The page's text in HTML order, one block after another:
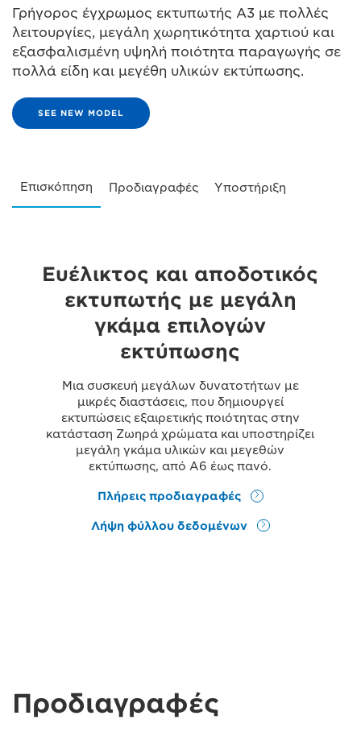
Γρήγορος έγχρωμος εκτυπωτής A3 με πολλές
λειτουργίες, μεγάλη χωρητικότητα χαρτιού και
εξασφαλισμένη υψηλή ποιότητα παραγωγής σε
πολλά είδη και μεγέθη υλικών εκτύπωσης.
SEE NEW MODEL
Επισκόπηση Προδιαγραφές Υποστήριξη
Ευέλικτος και αποδοτικός
εκτυπωτής με μεγάλη
γκάμα επιλογών
εκτύπωσης
Μια συσκευή μεγάλων δυνατοτήτων με
μικρές διαστάσεις, που δημιουργεί
εκτυπώσεις εξαιρετικής ποιότητας στην
κατάσταση Ζωηρά χρώματα και υποστηρίζει
μεγάλη γκάμα υλικών και μεγεθών
εκτύπωσης, από A6 έως πανό.
Πλήρεις προδιαγραφές
Λήψη φύλλου δεδομένων
Προδιαγραφές